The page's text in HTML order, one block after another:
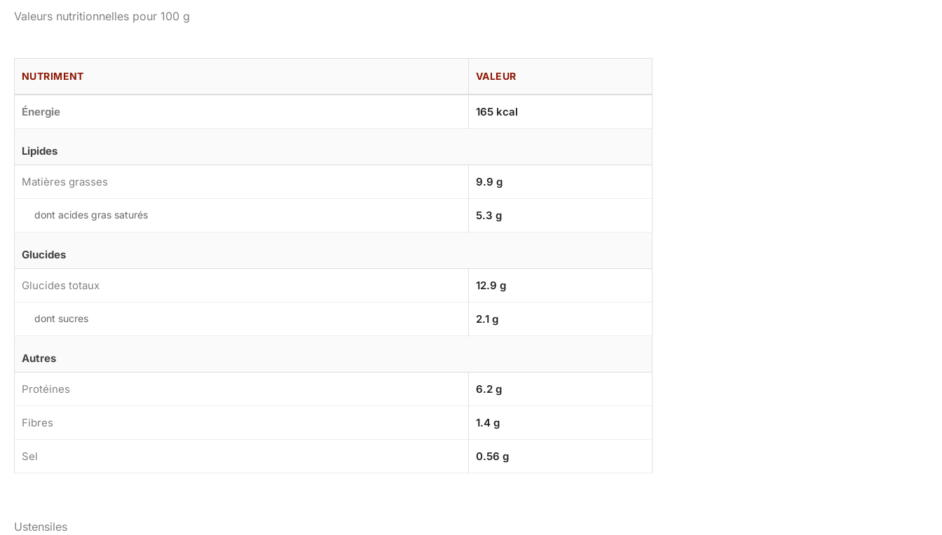
Valeurs nutritionnelles pour 100 g
NUTRIMENT VALEUR
Énergie 165 kcal
Lipides
Matières grasses 9.9 g
dont acides gras saturés 5.3 g
Glucides
Glucides totaux 12.9 g
dont sucres 2.1 g
Autres
Protéines 6.2 g
Fibres 1.4 g
Sel 0.56 g
Ustensiles